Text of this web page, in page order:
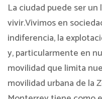
La ciudad puede ser
vivir.Vivimos en
indiferencia, la
y, particularmente en
movilidad que limita
movilidad urbana de la